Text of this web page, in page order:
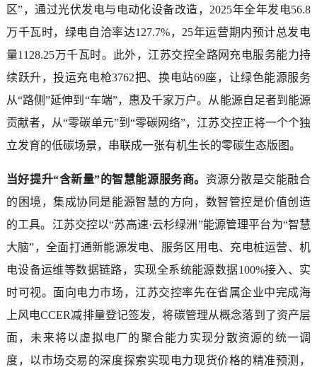
区”，通过光伏发电与电动化设备改造，2025年全年发电56.8
万千瓦时，绿电自洽率达127.7%，25年运营期内预计总发电
量1128.25万千瓦时。此外，江苏交控全路网充电服务能力持
续跃升，投运充电枪3762把、换电站69座，让绿色能源服务
从“路侧”延伸到“车端”，惠及千家万户。从能源自足者到能源
贡献者，从“零碳单元”到“零碳网络”，江苏交控正将一个个独
立发育的低碳场景，串联成一张有机生长的零碳生态版图。
当好提升“含新量”的智慧能源服务商。 资源分散是交能融合
的困境，集成协同是能源智慧的方向，数智管控是价值创造
的工具。江苏交控以“苏高速·云杉绿洲”能源管理平台为“智慧
大脑”，全面打通新能源发电、服务区用电、充电桩运营、机
电设备运维等数据链路，实现全系统能源数据100%接入、实
时可视。面向电力市场，江苏交控率先在省属企业中完成海
上风电CCER减排量登记签发，将碳管理从概念落到了资产层
面，未来将以虚拟电厂的聚合能力实现分散资源的统一调
度，以市场交易的深度探索实现电力现货价格的精准预测，